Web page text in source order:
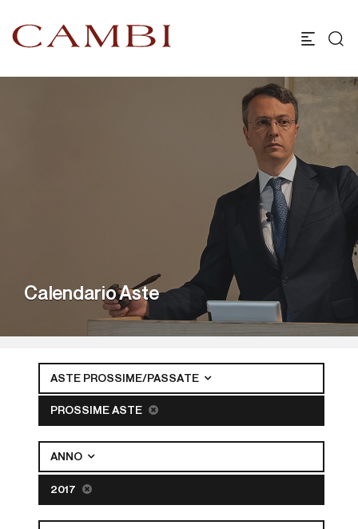
Calendario Aste
ASTE PROSSIME/PASSATE
PROSSIME ASTE
ANNO
2017